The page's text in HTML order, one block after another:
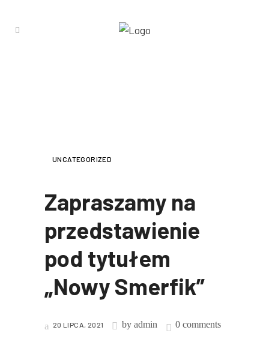
UNCATEGORIZED
Zapraszamy na
przedstawienie
pod tytułem
„Nowy Smerfik”
20 LIPCA, 2021 byadmin 0 comments